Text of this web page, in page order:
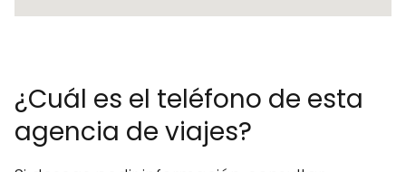
¿Cuál es el teléfono de esta
agencia de viajes?